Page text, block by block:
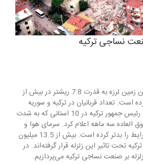
نساجی ترکیه
ترکیه در این ماه شدیدترین زمین لرزه به قدرت 7.8 ریشتر در بیش از
است. تعداد قربانیان در ترکیه و سوریه
بیش از 45000 نفر است. رئیس جمهور ترکیه در 10 استانی که به شدت
سه ماهه اعلام کرد. سرمای هوا و
یخبندان در این منطقه شرایط را بدتر کرده است. بیش از 13.5 میلیون
تحت تاثیر این زلزله قرار گرفته‌اند. در
بر صنعت نساجی ترکیه می‌پردازیم.